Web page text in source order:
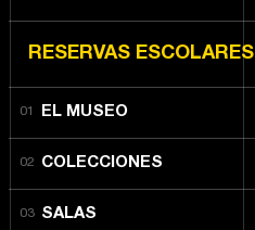
RESERVAS ESCOLARES
EL MUSEO
COLECCIONES
SALAS